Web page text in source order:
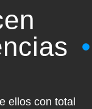
ellos con total